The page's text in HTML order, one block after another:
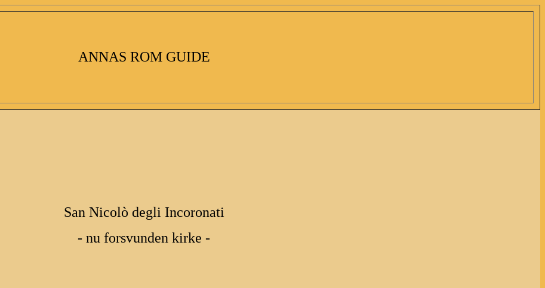
ANNAS ROM GUIDE
San Nicolò degli Incoronati
- nu forsvunden kirke -